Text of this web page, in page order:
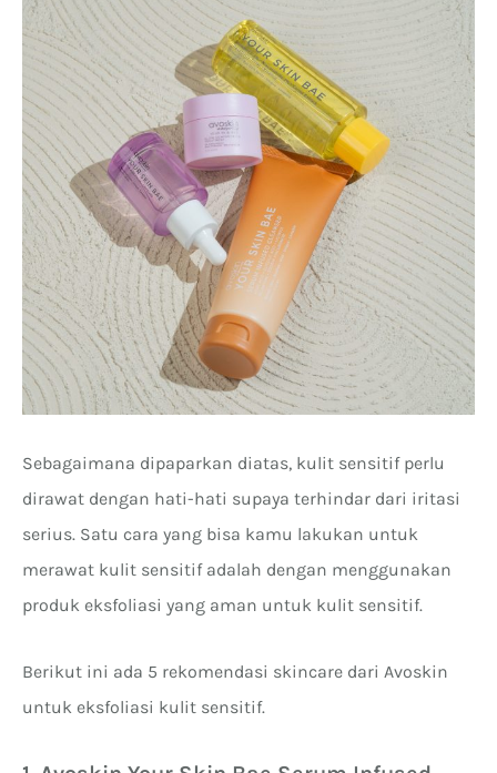
Sebagaimana dipaparkan diatas, kulit sensitif perlu
dirawat dengan hati-hati supaya terhindar dari iritasi
serius. Satu cara yang bisa kamu lakukan untuk
merawat kulit sensitif adalah dengan menggunakan
produk eksfoliasi yang aman untuk kulit sensitif.
Berikut ini ada 5 rekomendasi skincare dari Avoskin
untuk eksfoliasi kulit sensitif.